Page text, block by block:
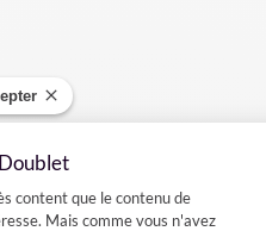
de Gestion du
content que le contenu de
Mais comme vous n'avez
Produits similaires